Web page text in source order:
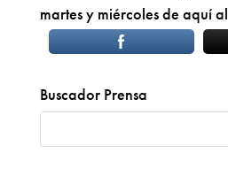
martes y miércoles de aquí
Buscador Prensa